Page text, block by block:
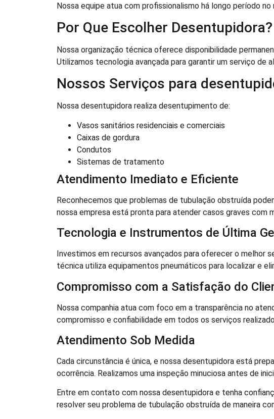
Nossa equipe atua com profissionalismo há longo período no
Por Que Escolher Desentupidora?
Nossa organização técnica oferece disponibilidade
Utilizamos tecnologia avançada para garantir um serviço de
Nossos Serviços para
Nossa desentupidora realiza desentupimento de:
Vasos sanitários residenciais e comerciais
Caixas de gordura
Condutos
Sistemas de tratamento
Atendimento Imediato e Eficiente
Reconhecemos que problemas de tubulação obstruída
nossa empresa está pronta para atender casos graves com
Tecnologia e Instrumentos de Última
Investimos em recursos avançados para oferecer o melhor
técnica utiliza equipamentos pneumáticos para localizar e
Compromisso com a Satisfação do
Nossa companhia atua com foco em a transparência no
compromisso e confiabilidade em todos os serviços
Atendimento Sob Medida
Cada circunstância é única, e nossa desentupidora está
ocorrência. Realizamos uma inspeção minuciosa antes de
Entre em contato com nossa desentupidora e tenha
resolver seu problema de tubulação obstruída de maneira